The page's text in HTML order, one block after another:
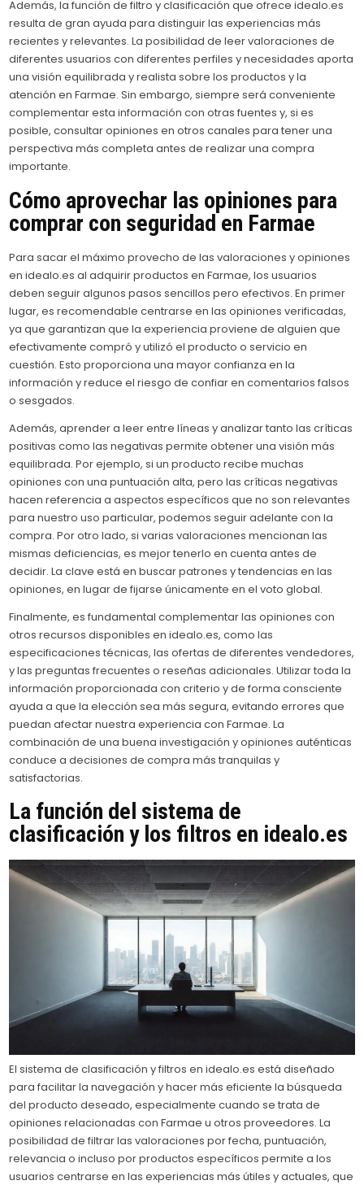
Además, la función de filtro y clasificación que ofrece idealo.es
resulta de gran ayuda para distinguir las experiencias más
recientes y relevantes. La posibilidad de leer valoraciones de
diferentes usuarios con diferentes perfiles y necesidades aporta
una visión equilibrada y realista sobre los productos y la
atención en Farmae. Sin embargo, siempre será conveniente
complementar esta información con otras fuentes y, si es
posible, consultar opiniones en otros canales para tener una
perspectiva más completa antes de realizar una compra
importante.
Cómo aprovechar las opiniones para
comprar con seguridad en Farmae
Para sacar el máximo provecho de las valoraciones y opiniones
en idealo.es al adquirir productos en Farmae, los usuarios
deben seguir algunos pasos sencillos pero efectivos. En primer
lugar, es recomendable centrarse en las opiniones verificadas,
ya que garantizan que la experiencia proviene de alguien que
efectivamente compró y utilizó el producto o servicio en
cuestión. Esto proporciona una mayor confianza en la
información y reduce el riesgo de confiar en comentarios falsos
o sesgados.
Además, aprender a leer entre líneas y analizar tanto las críticas
positivas como las negativas permite obtener una visión más
equilibrada. Por ejemplo, si un producto recibe muchas
opiniones con una puntuación alta, pero las críticas negativas
hacen referencia a aspectos específicos que no son relevantes
para nuestro uso particular, podemos seguir adelante con la
compra. Por otro lado, si varias valoraciones mencionan las
mismas deficiencias, es mejor tenerlo en cuenta antes de
decidir. La clave está en buscar patrones y tendencias en las
opiniones, en lugar de fijarse únicamente en el voto global.
Finalmente, es fundamental complementar las opiniones con
otros recursos disponibles en idealo.es, como las
especificaciones técnicas, las ofertas de diferentes vendedores,
y las preguntas frecuentes o reseñas adicionales. Utilizar toda la
información proporcionada con criterio y de forma consciente
ayuda a que la elección sea más segura, evitando errores que
puedan afectar nuestra experiencia con Farmae. La
combinación de una buena investigación y opiniones auténticas
conduce a decisiones de compra más tranquilas y
satisfactorias.
La función del sistema de
clasificación y los filtros en idealo.es
El sistema de clasificación y filtros en idealo.es está diseñado
para facilitar la navegación y hacer más eficiente la búsqueda
del producto deseado, especialmente cuando se trata de
opiniones relacionadas con Farmae u otros proveedores. La
posibilidad de filtrar las valoraciones por fecha, puntuación,
relevancia o incluso por productos específicos permite a los
usuarios centrarse en las experiencias más útiles y actuales, que